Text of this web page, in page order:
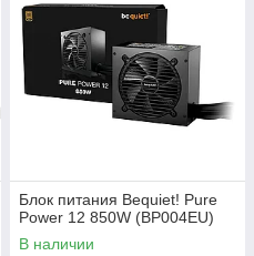
Блок питания Bequiet! Pure
Power 12 850W (BP004EU)
В наличии